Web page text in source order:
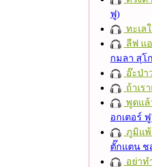
ฟู)
ทะเล
ลีฟ แอ
กมลา สุโ
อ๊ะป่า
ถ้าเร
พูดแล้
อกเตอร์
ภูมิแพ้
ตั๊กแตน ช
อย่าท